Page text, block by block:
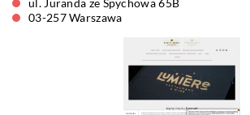
ul. Juranda ze Spychowa 65B
03-257 Warszawa